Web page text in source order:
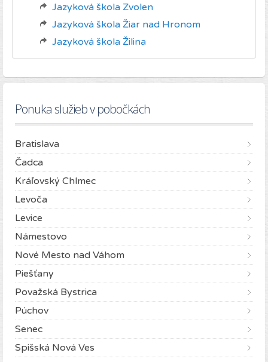
Jazyková škola Zvolen
Jazyková škola Žiar nad Hronom
Jazyková škola Žilina
Ponuka služieb v pobočkách
Bratislava
Čadca
Kráľovský Chlmec
Levoča
Levice
Námestovo
Nové Mesto nad Váhom
Piešťany
Považská Bystrica
Púchov
Senec
Spišská Nová Ves